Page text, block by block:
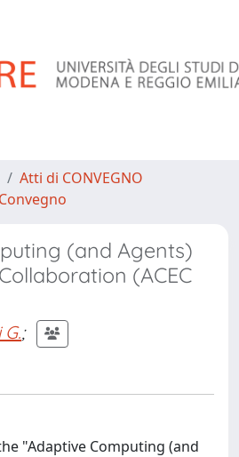
Atti di CONVEGNO
(and Agents)
(ACEC
;
"Adaptive Computing (and